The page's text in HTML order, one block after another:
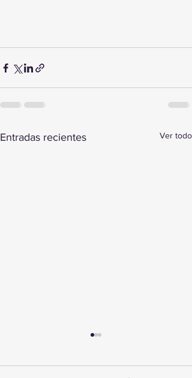
Entradas recientes Ver todo